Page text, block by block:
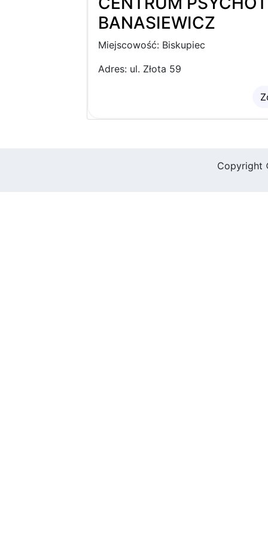
BANASIEWICZ
Miejscowość: Biskupiec
Adres: ul. Złota 59
Copyright